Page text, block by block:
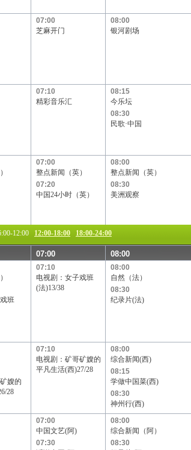
07:00
芝麻开门
08:00
银河剧场
07:10
精彩音乐汇
08:15
今乐坛
08:30
民歌·中国
07:00
整点新闻（英）
07:20
中国24小时（英）
08:00
整点新闻（英）
08:30
美洲观察
12:00 12:00-18:00 18:00-24:00
07:00 08:00
班
07:10
电视剧：女子戏班
(法)13/38
08:00
自然（法）
08:30
纪录片(法)
嫂的
28
07:10
电视剧：矿哥矿嫂的
平凡生活(西)27/28
08:00
综合新闻(西)
08:15
学做中国菜(西)
08:30
神州行(西)
07:00
中国文艺(阿)
07:30
08:00
综合新闻（阿）
08:30